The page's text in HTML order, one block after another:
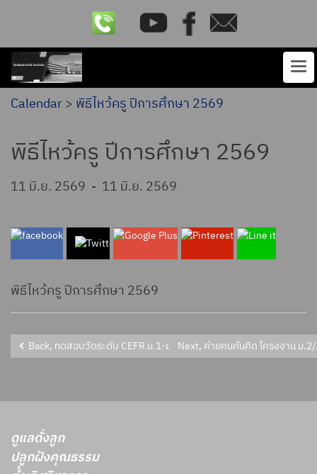
Calendar> พิธีไหว้ครู ปีการศึกษา 2569
พิธีไหว้ครู ปีการศึกษา 2569
11 มิ.ย. 2569 - 11 มิ.ย. 2569
พิธีไหว้ครู ปีการศึกษา 2569
Back, ทดสอบวัดระดับ CEFR ม.1-ม.6 นักเรียนห้อง EP ห้องปฏิบัติการค
Next, ค่ายคนค้นคิด โครงงาน ม
ดูแลดั่งลูก
ปลูกฝังคุณธรรม